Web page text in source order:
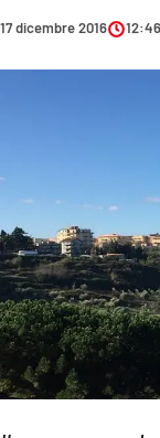
ECONOMIA E
EVENTI
SPORT
Streaming
LAC TV
17 dicembre 2016 12:46